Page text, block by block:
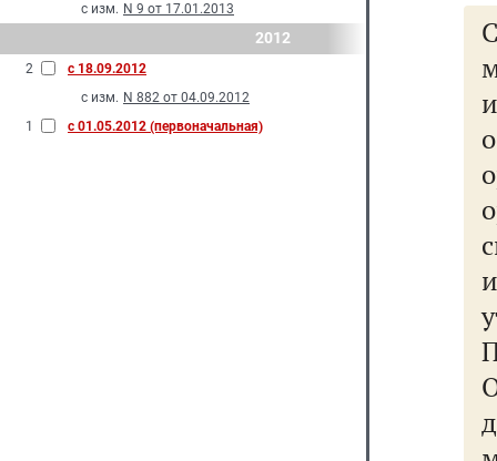
с изм. N 9 от 17.01.2013
2012
2
с 18.09.2012
с изм. N 882 от 04.09.2012
1
с 01.05.2012 (первоначальная)